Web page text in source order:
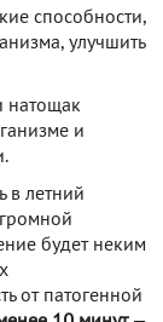
способности,
улучшить
натощак
и
в летний
будет неким
от патогенной